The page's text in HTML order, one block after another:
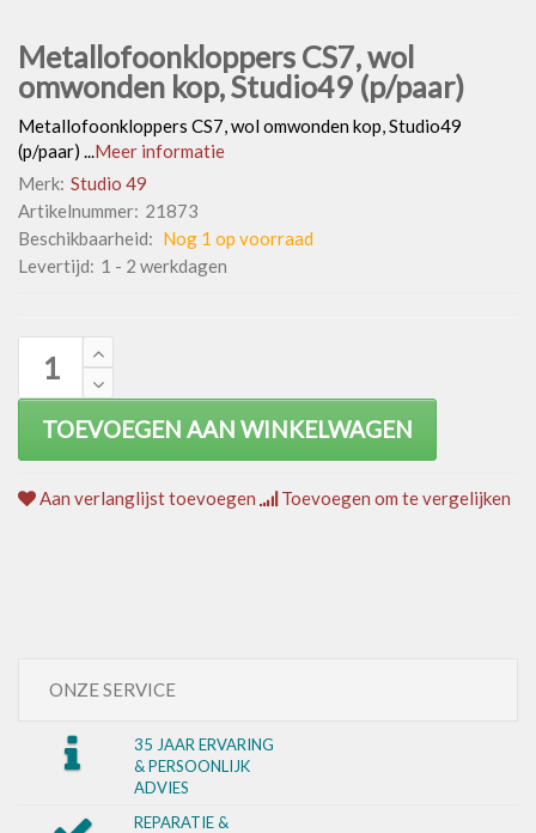
Metallofoonkloppers CS7, wol
omwonden kop, Studio49 (p/paar)
Metallofoonkloppers CS7, wol omwonden kop, Studio49
(p/paar) ... Meer informatie
Merk: Studio 49
Artikelnummer: 21873
Beschikbaarheid: Nog 1 op voorraad
Levertijd: 1 - 2 werkdagen
TOEVOEGEN AAN WINKELWAGEN
Aan verlanglijst toevoegen Toevoegen om te vergelijken
ONZE SERVICE
35 JAAR ERVARING
& PERSOONLIJK
ADVIES
REPARATIE &